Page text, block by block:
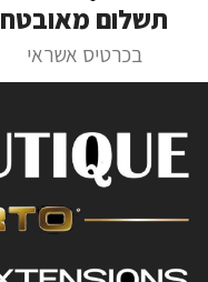
תשלום מאובטח
בכרטיס אשראי